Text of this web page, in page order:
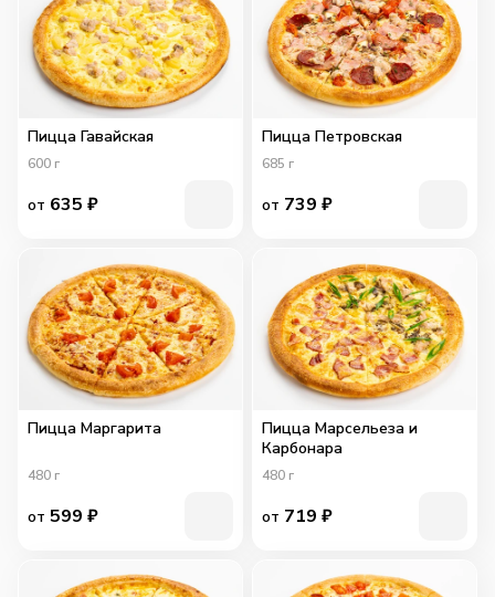
Пицца Гавайская
600 г
от 635 ₽
Пицца Петровская
685 г
от 739 ₽
Пицца Маргарита
480 г
от 599 ₽
Пицца Марсельеза и
Карбонара
480 г
от 719 ₽